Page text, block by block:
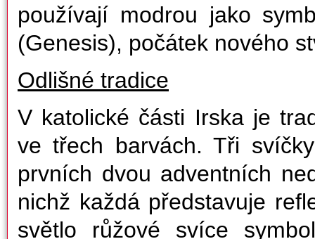
používají modrou jako
(Genesis), počátek nového
Odlišné tradice
V katolické části Irska je
ve třech barvách. Tři
prvních dvou adventních
nichž každá představuje
světlo růžové svíce